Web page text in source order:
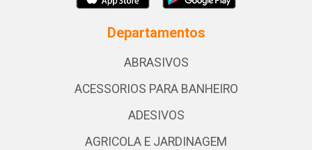
Departamentos
ABRASIVOS
ACESSORIOS PARA BANHEIRO
ADESIVOS
AGRICOLA E JARDINAGEM